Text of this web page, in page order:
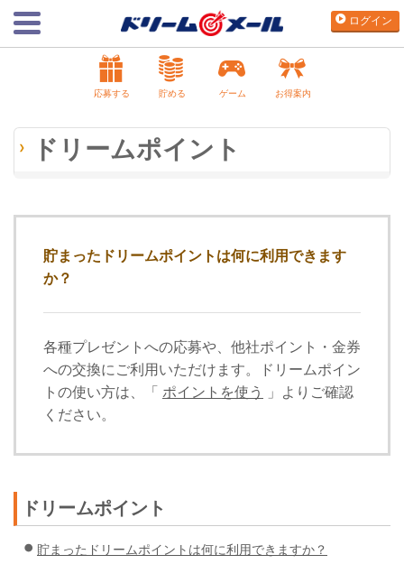
ログイン
応募する 貯める ゲーム お得案内
ドリームポイント
貯まったドリームポイントは何に利用できます
か？
各種プレゼントへの応募や、他社ポイント・金券
への交換にご利用いただけます。ドリームポイン
トの使い方は、「 ポイントを使う
」よりご確認
ください。
ドリームポイント
貯まったドリームポイントは何に利用できますか？